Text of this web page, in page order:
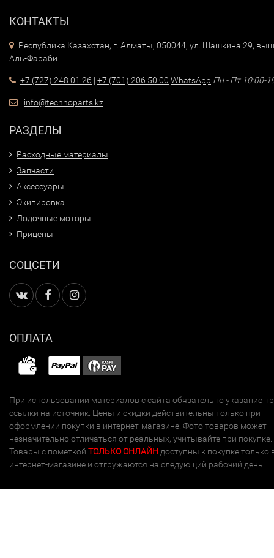
КОНТАКТЫ
Республика Казахстан, г. Алматы, 050044, ул. Шашкина 29,
Аль-Фараби
+7 (727) 248 01 26 | +7 (701) 206 50 00 WhatsApp Пн - Пт 10:00-
info@technoparts.kz
РАЗДЕЛЫ
Расходные материалы
Запчасти
Аксессуары
Экипировка
Лодочные моторы
Прицепы
СОЦСЕТИ
ОПЛАТА
При использовании материалов с сайта обязательно указание
ссылки на источник. Цены и скидки действительны только при
оформлении покупки в интернет-магазине. Фото товаров может
незначительно отличаться от реальных, учитывайте при покупке.
Товары с пометкой ТОЛЬКО ОНЛАЙН доступны к покупке только
интернет-магазине и отгружаются на следующий рабочий день.